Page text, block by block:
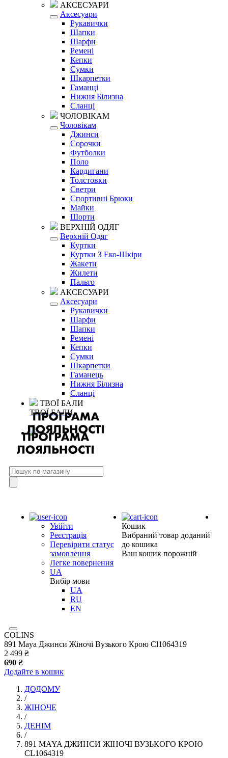
АКСЕСУАРИ
Аксесуари
Рукавички
Шапки
Шарфи
Ремені
Кепки
Сумки
Шкарпетки
Гаманці
Нижня Білизна
Сланці
ЧОЛОВІКАМ
Чоловікам
Джинси
Сорочки
Футболки
Поло
Кардигани
Толстовки
Светри
Спортивні Брюки
Майки
Шорти
ВЕРХНІЙ ОДЯГ
Верхній Одяг
Куртки
Куртки З Еко-Шкіри
Жакети
Жилети
Пальто
АКСЕСУАРИ
Аксесуари
Рукавички
Шарфи
Шапки
Ремені
Кепки
Сумки
Шкарпетки
Гаманець
Нижня Білизна
Сланці
ТВОЇ БАЛИ
ТВОЇ БАЛИ
Увійти
Реєстрація
Перевірити статус
замовлення
Легке повернення
UA
Вибір мови
UA
RU
EN
Кошик
Вибраний товар доданий
до кошика
Ваш кошик порожній
COLINS
891 Maya Джинси Жіночі Вузького Крою Cl1064319
2 499 ₴
690 ₴
Додайте в кошик
ДОДОМУ
/
ЖІНОЧЕ
/
ДЕНІМ
/
891 MAYA ДЖИНСИ ЖІНОЧІ ВУЗЬКОГО КРОЮ
CL1064319